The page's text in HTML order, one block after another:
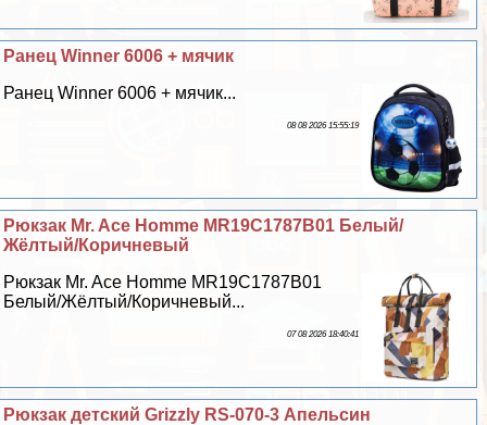
Ранец Winner 6006 + мячик
Ранец Winner 6006 + мячик...
08 08 2026 15:55:19
Рюкзак Mr. Ace Homme MR19C1787B01 Белый/
Жёлтый/Коричневый
Рюкзак Mr. Ace Homme MR19C1787B01
Белый/Жёлтый/Коричневый...
07 08 2026 18:40:41
Рюкзак детский Grizzly RS-070-3 Апельсин